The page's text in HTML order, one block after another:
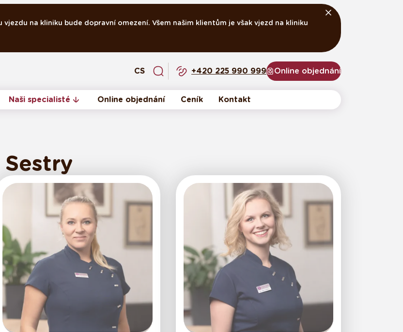
na kliniku bude dopravní omezení. Všem našim klientům je však vjezd na kliniku
CS +420 225 990 999 Online objednání
Naši specialisté Online objednání Ceník Kontakt
Sestry